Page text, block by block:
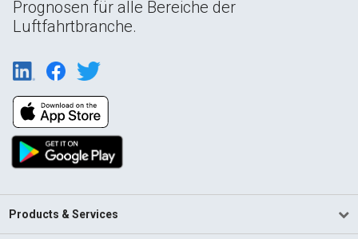
Prognosen für alle Bereiche der
Luftfahrtbranche.
Products & Services